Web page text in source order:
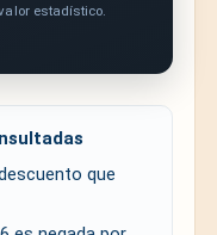
estadístico.
que